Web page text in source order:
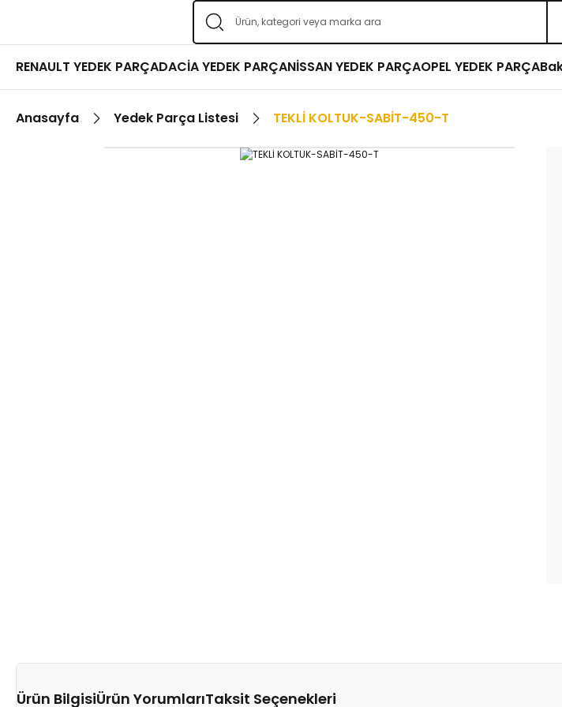
RENAULT YEDEK PARÇADACİA YEDEK PARÇANİSSAN YEDEK PARÇAOPEL YEDEK PARÇA
Anasayfa Yedek Parça Listesi TEKLİ KOLTUK-SABİT-450-T
Ürün BilgisiÜrün YorumlarıTaksit Seçenekleri